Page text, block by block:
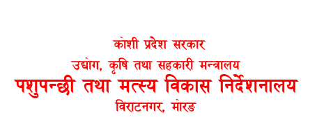
कोशी प्रदेश सरकार
उद्योग, कृषि तथा सहकारी मन्त्रालय
पशुपन्छी तथा मत्स्य विकास निर्देशनालय
विराटनगर, मोरङ